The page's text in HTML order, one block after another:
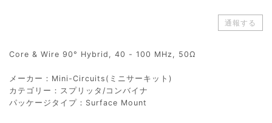
通報する
Core & Wire 90° Hybrid, 40 - 100 MHz, 50Ω
メーカー：Mini-Circuits(ミニサーキット)
カテゴリー：スプリッタ/コンバイナ
パッケージタイプ：Surface Mount